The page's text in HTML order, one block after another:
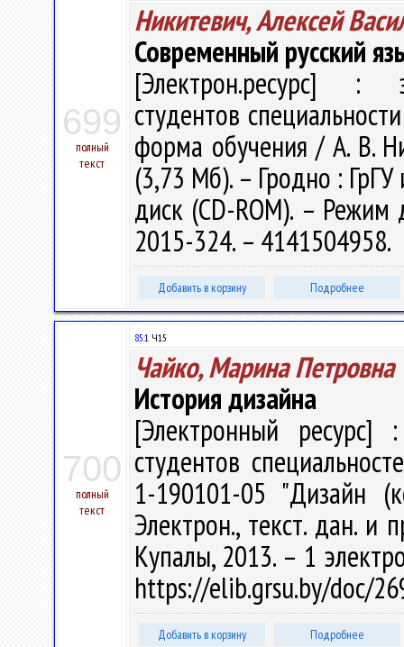
699
полный
текст
Никитевич, Алексей
Современный русский
[Электрон.ресурс] :
студентов
форма обучения / А. В.
(3,73 Мб). – Гродно :
диск (CD-ROM). –
2015-324. – 4141504958.
Добавить в корзину Подробнее
700
полный
текст
85.1 Ч15
Чайко, Марина Петровна
История дизайна
[Электронный ресурс]
студентов
1-190101-05 "Дизайн
Электрон., текст. дан. и
Купалы, 2013. – 1
https://elib.grsu.by/doc/
Добавить в корзину Подробнее